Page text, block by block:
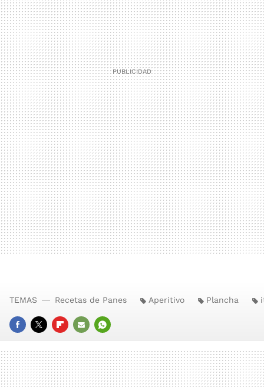
FACEBOOK
TWITTERFLIPBOARD
E-
MAIL
WHATSAPP
TEMAS Recetas de Panes Aperitivo Plancha